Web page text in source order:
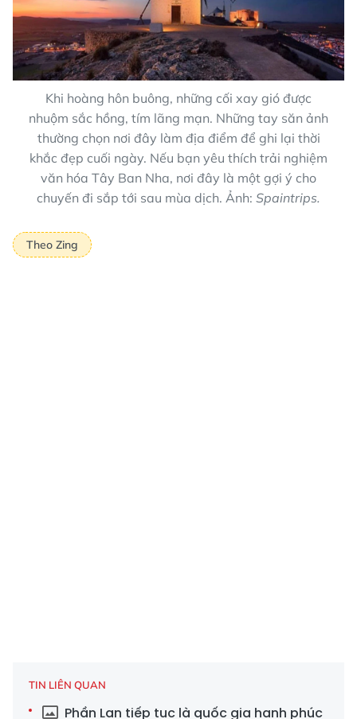
Khi hoàng hôn buông, những cối xay gió được
nhuộm sắc hồng, tím lãng mạn. Những tay săn ảnh
thường chọn nơi đây làm địa điểm để ghi lại thời
khắc đẹp cuối ngày. Nếu bạn yêu thích trải nghiệm
văn hóa Tây Ban Nha, nơi đây là một gợi ý cho
chuyến đi sắp tới sau mùa dịch. Ảnh: Spaintrips.
Theo Zing
TIN LIÊN QUAN
Phần Lan tiếp tục là quốc gia hạnh phúc